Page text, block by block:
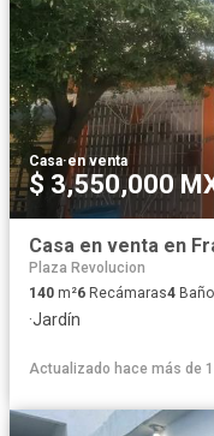
Casa·en venta
$ 3,550,000
Plaza Revolucion
140 m²6 Recámaras4
·Jardín
Actualizado hace más de